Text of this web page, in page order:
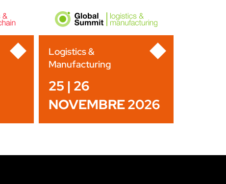
Logistics &
Manufacturing
25 | 26
NOVEMBRE 2026